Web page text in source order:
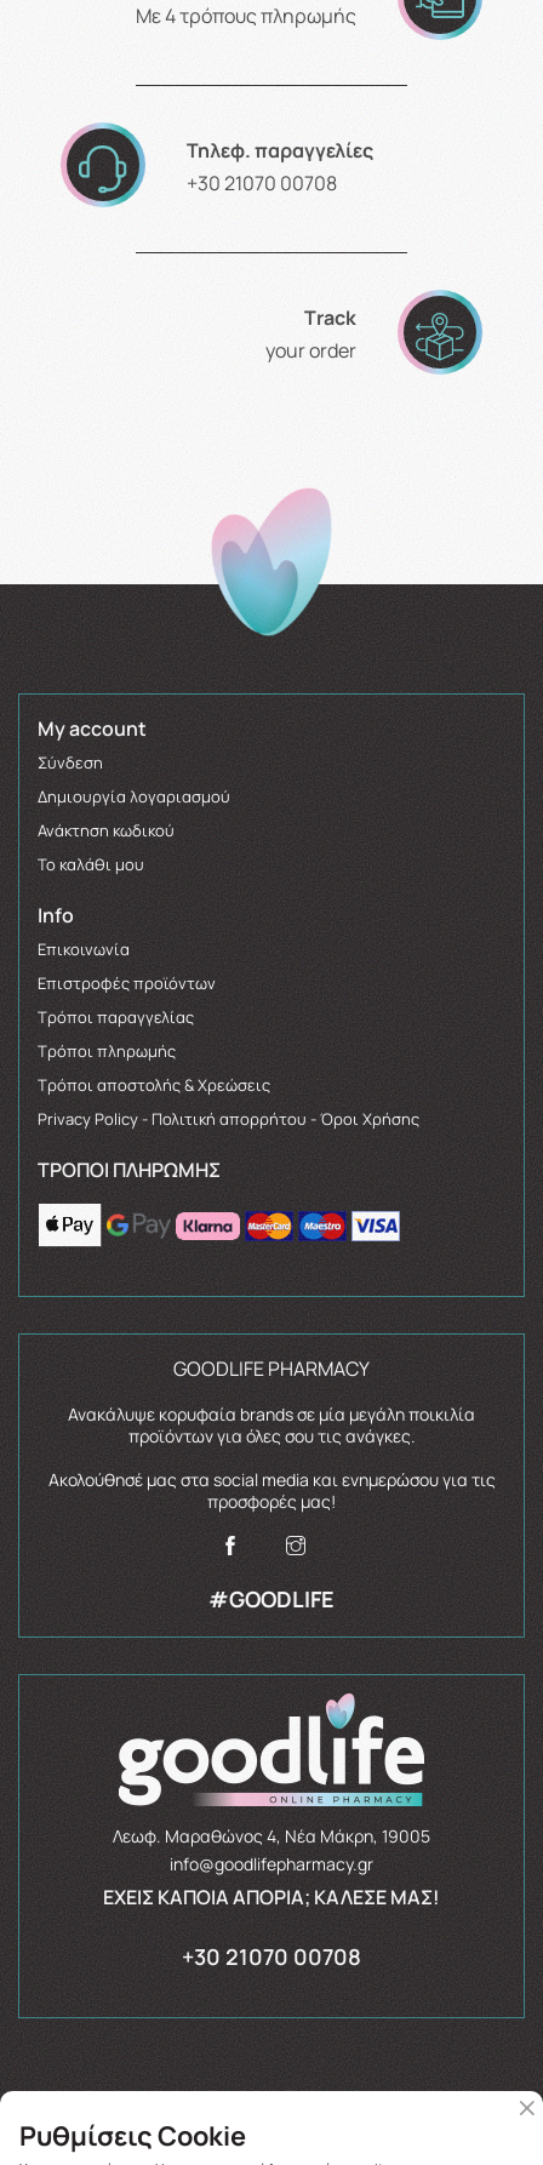
Με 4 τρόπους πληρωμής
Τηλεφ. παραγγελίες
+30 21070 00708
Τrack
your order
My account
Σύνδεση
Δημιουργία λογαριασμού
Ανάκτηση κωδικού
Το καλάθι μου
Info
Επικοινωνία
Επιστροφές προϊόντων
Τρόποι παραγγελίας
Τρόποι πληρωμής
Τρόποι αποστολής & Χρεώσεις
Privacy Policy - Πολιτική απορρήτου - Όροι Χρήσης
ΤΡΌΠΟΙ ΠΛΗΡΩΜΉΣ
GOODLIFE PHARMACY
Ανακάλυψε κορυφαία brands σε μία μεγάλη ποικιλία
προϊόντων για όλες σου τις ανάγκες.
Ακολούθησέ μας στα social media και ενημερώσου για τις
προσφορές μας!
#GOODLIFE
Λεωφ. Μαραθώνος 4, Νέα Μάκρη, 19005
info@goodlifepharmacy.gr
ΈΧΕΙΣ ΚΆΠΟΙΑ ΑΠΟΡΊΑ; ΚΆΛΕΣΈ ΜΑΣ!
+30 21070 00708
Copyright © 2026
Ρυθμίσεις Cookie